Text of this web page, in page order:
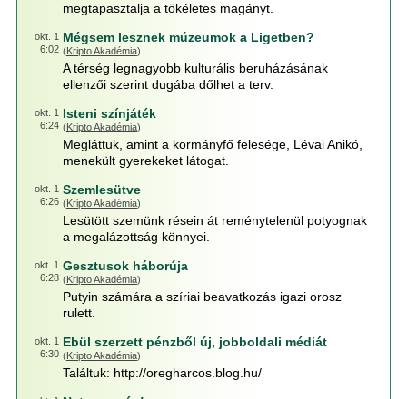
megtapasztalja a tökéletes magányt.
okt. 1
6:02
Mégsem lesznek múzeumok a Ligetben?
(Kripto Akadémia)
A térség legnagyobb kulturális beruházásának
ellenzői szerint dugába dőlhet a terv.
okt. 1
6:24
Isteni színjáték
(Kripto Akadémia)
Megláttuk, amint a kormányfő felesége, Lévai Anikó,
menekült gyerekeket látogat.
okt. 1
6:26
Szemlesütve
(Kripto Akadémia)
Lesütött szemünk résein át reménytelenül potyognak
a megalázottság könnyei.
okt. 1
6:28
Gesztusok háborúja
(Kripto Akadémia)
Putyin számára a szíriai beavatkozás igazi orosz
rulett.
okt. 1
6:30
Ebül szerzett pénzből új, jobboldali médiát
(Kripto Akadémia)
Találtuk: http://oregharcos.blog.hu/